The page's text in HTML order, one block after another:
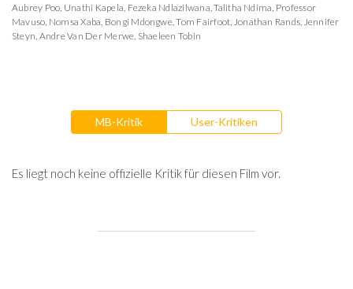
Aubrey Poo, Unathi Kapela, Fezeka Ndlazilwana,Talitha Ndima, Professor
Mavuso, Nomsa Xaba, Bongi Mdongwe,Tom Fairfoot, Jonathan Rands, Jennifer
Steyn, Andre Van Der Merwe, Shaeleen Tobin
MB-Kritik User-Kritiken
Es liegt noch keine offizielle Kritik für diesen Film vor.